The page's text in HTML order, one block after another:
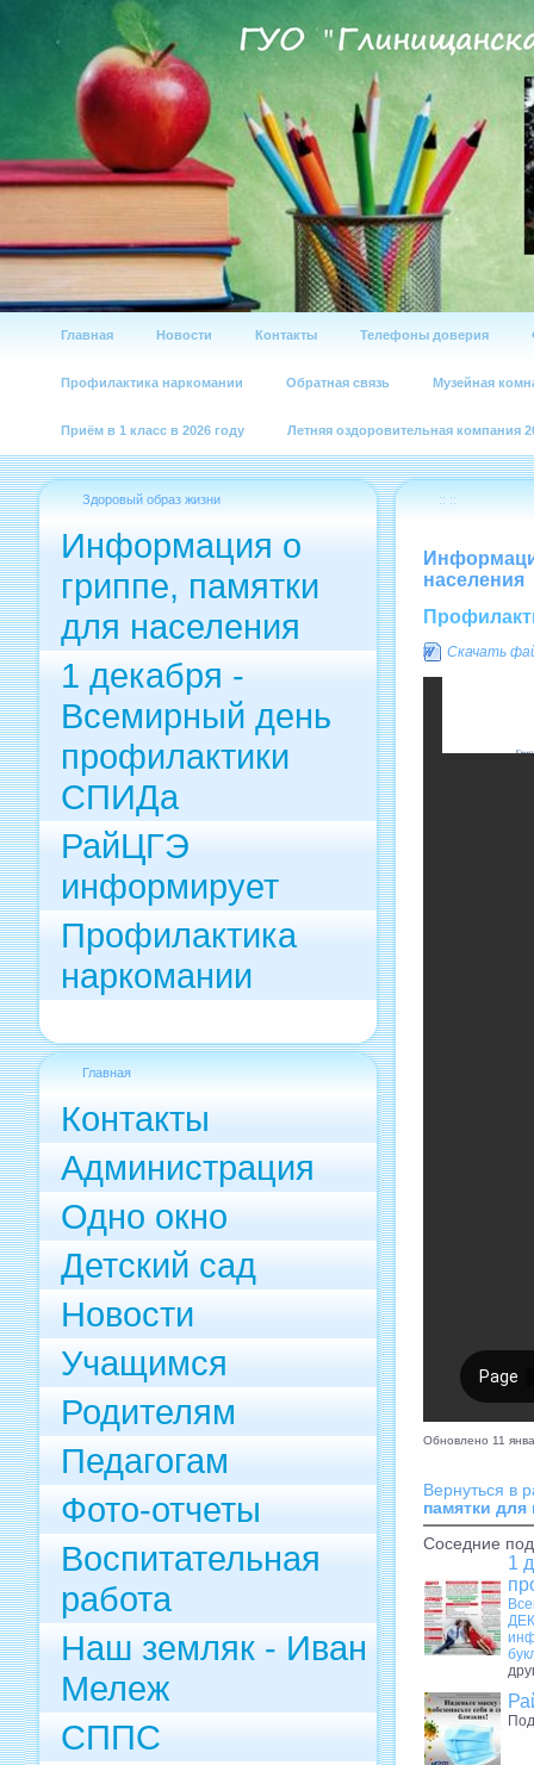
Главная Новости Контакты Телефоны доверия
Профилактика наркомании Обратная связь Музейная
Приём в 1 класс в 2026 году Летняя оздоровительная компания
Здоровый образ жизни
Информация о
гриппе, памятки
для населения
1 декабря -
Всемирный день
профилактики
СПИДа
РайЦГЭ
информирует
Профилактика
наркомании
Главная
Контакты
Администрация
Одно окно
Детский сад
Новости
Учащимся
Родителям
Педагогам
Фото-отчеты
Воспитательная
работа
Наш земляк - Иван
Мележ
СППС
:: ::
населения
Скачать
Обновлено 11
Вернуться в
памятки для
Соседние
1